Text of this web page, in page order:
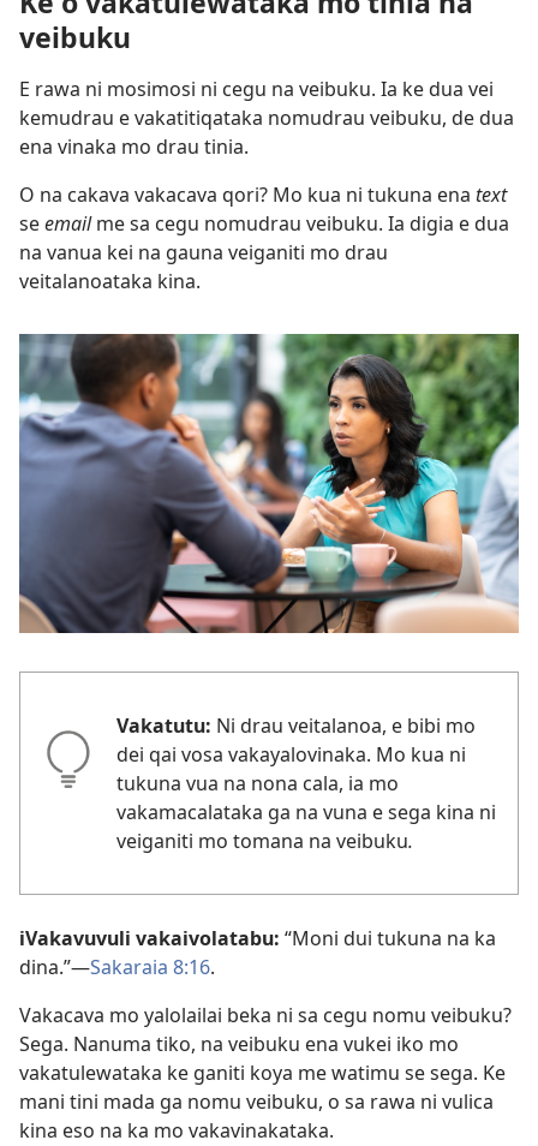
veibuku
E rawa ni mosimosi ni cegu na veibuku. Ia ke dua vei
kemudrau e vakatitiqataka nomudrau veibuku, de dua
ena vinaka mo drau tinia.
O na cakava vakacava qori? Mo kua ni tukuna ena text
seemailme sa cegu nomudrau veibuku. Ia digia e dua
na vanua kei na gauna veiganiti mo drau
veitalanoataka kina.
Vakatutu: Ni drau veitalanoa, e bibi mo
dei qai vosa vakayalovinaka. Mo kua ni
tukuna vua na nona cala, ia mo
vakamacalataka ga na vuna e sega kina ni
veiganiti mo tomana na veibuku.
iVakavuvuli vakaivolatabu: “Moni dui tukuna na ka
dina.”—Sakaraia 8:16.
Vakacava mo yalolailai beka ni sa cegu nomu veibuku?
Sega. Nanuma tiko, na veibuku ena vukei iko mo
vakatulewataka ke ganiti koya me watimu se sega. Ke
mani tini mada ga nomu veibuku, o sa rawa ni vulica
kina eso na ka mo vakavinakataka.